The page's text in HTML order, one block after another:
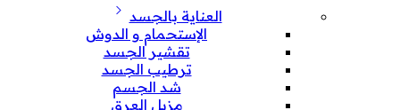
العناية بالجسد
الإستحمام و الدوش
تقشير الجسد
ترطيب الجسد
شد الجسم
مزيل العرق